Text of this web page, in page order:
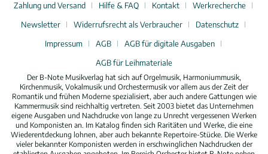
Zahlung und Versand
Hilfe & FAQ Kontakt
Werkrecherche
Newsletter
Widerrufsrecht als Verbraucher
Datenschutz
Impressum
AGB
AGB für digitale Ausgaben
AGB für Leihmateriale
Der B-Note Musikverlag hat sich auf Orgelmusik, Harmoniummusik,
Kirchenmusik, Vokalmusik und Orchestermusik vor allem aus der Zeit der
Romantik und frühen Moderne spezialisiert, aber auch andere Gattungen wie
Kammermusik sind reichhaltig vertreten. Seit 2003 bietet das Unternehmen
eigene Ausgaben und Nachdrucke von lange zu Unrecht vergessenen Werken
und Komponisten an. Im Katalog finden sich Raritäten und Werke, die eine
Wiederentdeckung lohnen, aber auch bekannte Repertoire-Stücke. Die Werke
vieler bekannter Komponisten werden in erschwinglichen Nachdrucken der